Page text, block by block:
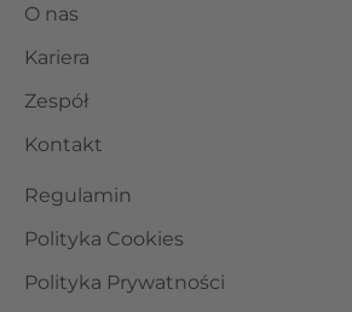
O nas
Kariera
Zespół
Kontakt
Regulamin
Polityka Cookies
Polityka Prywatności